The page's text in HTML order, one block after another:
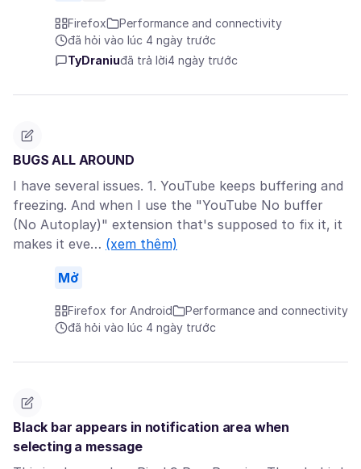
Firefox
Performance and connectivity
đã hỏi vào lúc 4 ngày trước
TyDraniuđã trả lời4 ngày trước
BUGS ALL AROUND
I have several issues. 1. YouTube keeps buffering and
freezing. And when I use the "YouTube No buffer
(No Autoplay)" extension that's supposed to fix it, it
makes it eve… (xem thêm)
Mở
Firefox for Android
Performance and connectivity
đã hỏi vào lúc 4 ngày trước
Black bar appears in notification area when
selecting a message